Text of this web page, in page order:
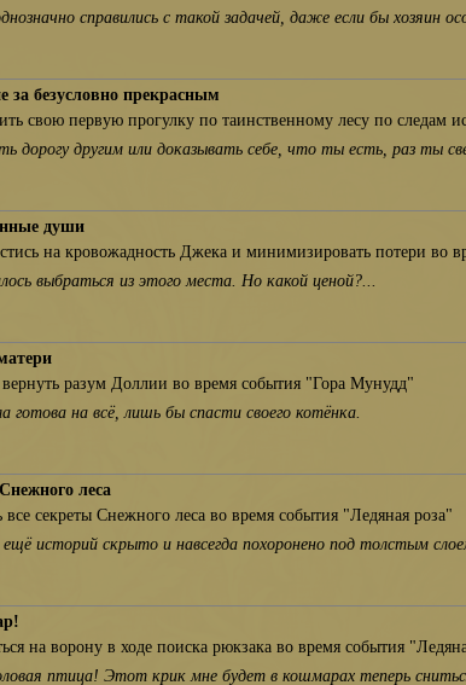
справились с такой задачей, даже если бы хозяин
за безусловно прекрасным
свою первую прогулку по таинственному лесу по следам
дорогу другим или доказывать себе, что ты есть, раз ты
души
на кровожадность Джека и минимизировать потери во
выбраться из этого места. Но какой ценой?...
разум Доллии во время события "Гора Мунудд"
готова на всё, лишь бы спасти своего котёнка.
леса
все секреты Снежного леса во время события "Ледяная роза"
ещё историй скрыто и навсегда похоронено под толстым
на ворону в ходе поиска рюкзака во время события
птица! Этот крик мне будет в кошмарах теперь